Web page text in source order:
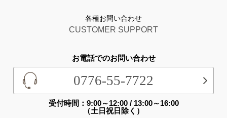
各種お問い合わせ
CUSTOMER SUPPORT
お電話でのお問い合わせ
0776-55-7722
受付時間：9:00～12:00 / 13:00～16:00
（土日祝日除く）